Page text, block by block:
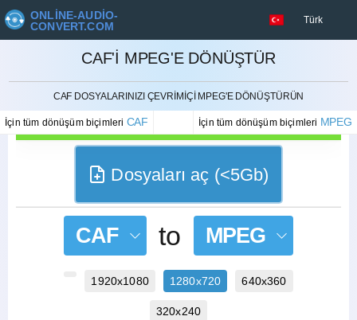
ONLINE-AUDIO-
CONVERT.COM
Türk
CAF'I MPEG'E DÖNÜŞTÜR
CAF DOSYALARINIZI ÇEVRIMIÇI MPEG'E DÖNÜŞTÜRÜN
İçin tüm dönüşüm biçimleri CAF İçin tüm dönüşüm biçimleri MPEG
İPTAL ETMEK
Dosyaları aç (<5Gb)
CAF to MPEG
1920x1080 1280x720 640x360
320x240